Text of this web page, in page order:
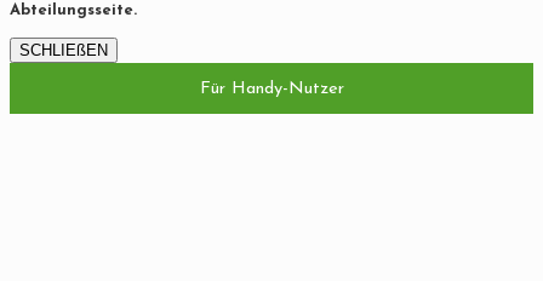
Abteilungsseite.
SCHLIEßEN
Für Handy-Nutzer